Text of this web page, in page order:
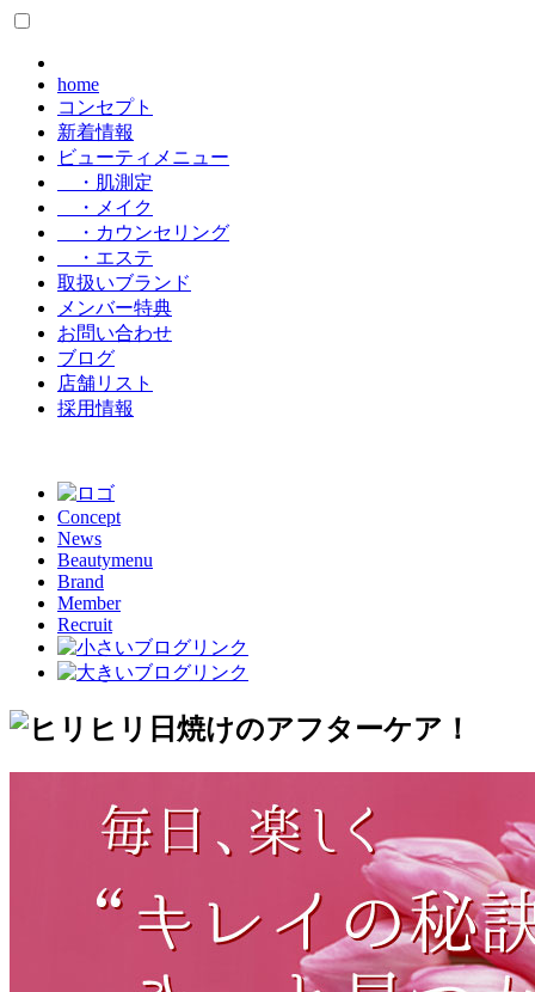
home
コンセプト
新着情報
ビューティメニュー
・肌測定
・メイク
・カウンセリング
・エステ
取扱いブランド
メンバー特典
お問い合わせ
ブログ
店舗リスト
採用情報
Concept
News
Beautymenu
Brand
Member
Recruit